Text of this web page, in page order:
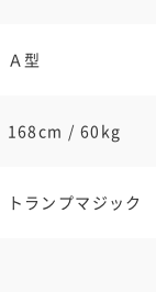
Ａ型
168cm / 60kg
トランプマジック